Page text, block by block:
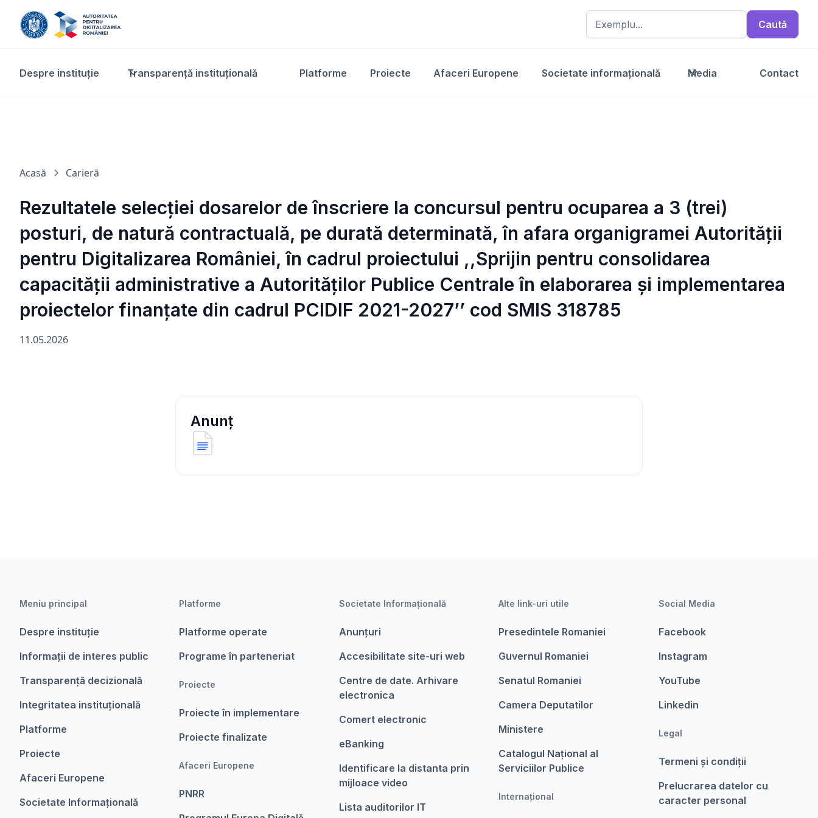
Despre instituție Transparență instituțională​ Platforme Proiecte Afaceri Europene Societate informațională Media Contact
Acasă Carieră
Rezultatele selecției dosarelor de înscriere la concursul pentru ocuparea a 3 (trei)
posturi, de natură contractuală, pe durată determinată, în afara organigramei Autorității
pentru Digitalizarea României, în cadrul proiectului ,,Sprijin pentru consolidarea
capacității administrative a Autorităților Publice Centrale în elaborarea și implementarea
proiectelor finanțate din cadrul PCIDIF 2021-2027’’ cod SMIS 318785
11.05.2026
Anunț
Meniu principal
Despre instituție
Informații de interes public
Transparență decizională
Integritatea instituțională
Platforme
Proiecte
Afaceri Europene
Societate Informațională
Platforme
Platforme operate
Programe în parteneriat
Proiecte
Proiecte în implementare
Proiecte finalizate
Afaceri Europene
PNRR
Societate Informațională
Anunțuri
Accesibilitate site-uri web
Centre de date. Arhivare
electronica
Comert electronic
eBanking
Identificare la distanta prin
mijloace video
Lista auditorilor IT
Alte link-uri utile
Presedintele Romaniei
Guvernul Romaniei
Senatul Romaniei
Camera Deputatilor
Ministere
Catalogul Național al
Serviciilor Publice
Internațional
Social Media
Facebook
Instagram
YouTube
Linkedin
Legal
Termeni şi condiții
Prelucrarea datelor cu
caracter personal